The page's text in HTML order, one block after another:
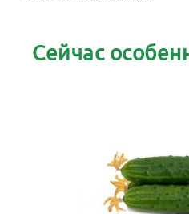
Сейчас